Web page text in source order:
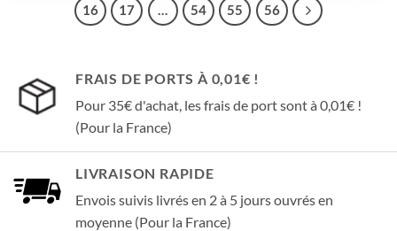
16
17 … 54 55 56
FRAIS DE PORTS À 0,01€ !
Pour 35€ d'achat, les frais de port sont à 0,01€ !
(Pour la France)
LIVRAISON RAPIDE
Envois suivis livrés en 2 à 5 jours ouvrés en
moyenne (Pour la France)